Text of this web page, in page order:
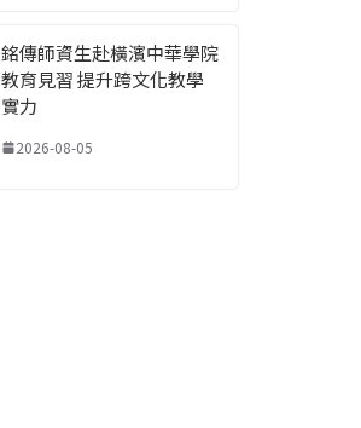
銘傳師資生赴橫濱中華學院
教育見習 提升跨文化教學
實力
2026-08-05